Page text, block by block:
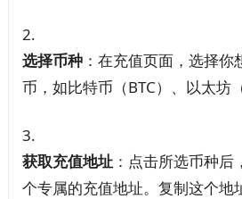
选择币种：在充值页面，选择你
币，如比特币（BTC）、以太坊
获取充值地址：点击所选币种后
个专属的充值地址。复制这个地